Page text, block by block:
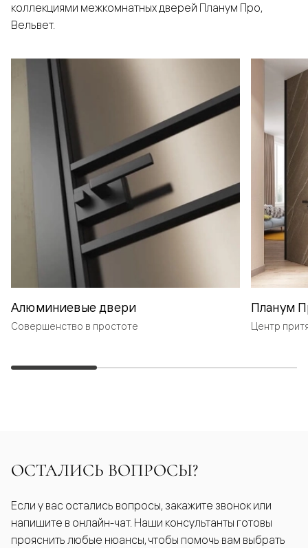
коллекциями межкомнатных дверей Планум Про,
Вельвет.
Алюминиевые двери
Совершенство в простоте
Планум
Центр
ОСТАЛИСЬ ВОПРОСЫ?
Если у вас остались вопросы, закажите звонок или
напишите в онлайн-чат. Наши консультанты готовы
прояснить любые нюансы, чтобы помочь вам выбрать